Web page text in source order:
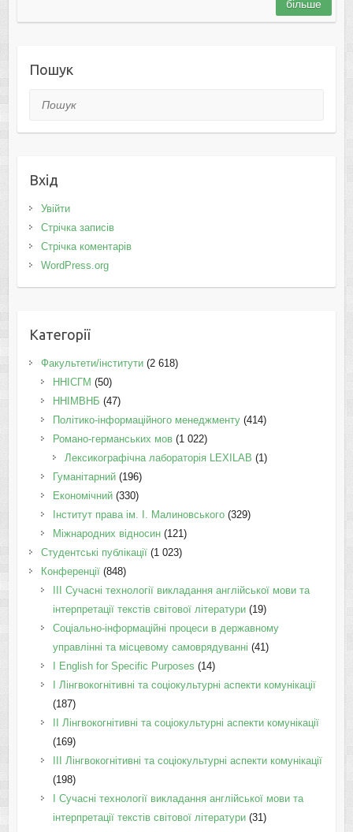
більше
Пошук
Пошук
Вхід
Увійти
Стрічка записів
Стрічка коментарів
WordPress.org
Категорії
Факультети/інститути(2 618)
ННІСГМ (50)
ННІМВНБ (47)
Політико-інформаційного менеджменту(414)
Романо-германських мов(1 022)
Лексикографічна лабораторія LEXILAB (1)
Гуманітарний(196)
Економічний(330)
Інститут права ім. І. Малиновського(329)
Міжнародних відносин(121)
Студентські публікації(1 023)
Конференції(848)
III Сучасні технології викладання англійської мови та
інтерпретації текстів світової літератури(19)
Соціально-інформаційні процеси в державному
управлінні та місцевому самоврядуванні (41)
І English for Specific Purposes (14)
I Лінгвокогнітивні та соціокультурні аспекти комунікації
(187)
IІ Лінгвокогнітивні та соціокультурні аспекти комунікації
(169)
IІI Лінгвокогнітивні та соціокультурні аспекти комунікації
(198)
I Cучасні технології викладання англійської мови та
інтерпретації текстів світової літератури(31)